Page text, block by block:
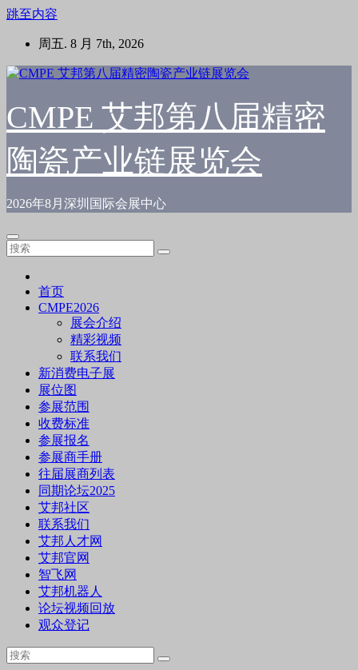
跳至内容
周五. 8 月 7th, 2026
CMPE 艾邦第八届精密
陶瓷产业链展览会
2026年8月深圳国际会展中心
首页
CMPE2026
展会介绍
精彩视频
联系我们
新消费电子展
展位图
参展范围
收费标准
参展报名
参展商手册
往届展商列表
同期论坛2025
艾邦社区
联系我们
艾邦人才网
艾邦官网
智飞网
艾邦机器人
论坛视频回放
观众登记